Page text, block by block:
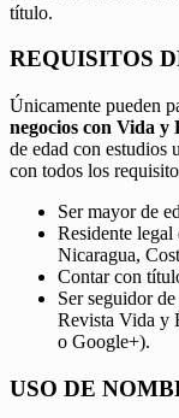
título.
REQUISITOS
Únicamente pueden
negocios con Vida
de edad con estudios
con todos los
Ser mayor de
Residente
Nicaragua,
Contar con
Ser seguidor
Revista Vida y
o Google+).
USO DE